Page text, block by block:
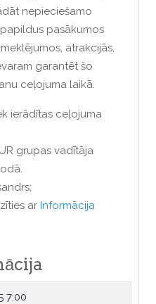
nepieciešamo
pasākumos
atrakcijās,
garantēt šo
ceļojuma laikā.
ierādītas ceļojuma
grupas vadītāja
ar Informācija
7:00